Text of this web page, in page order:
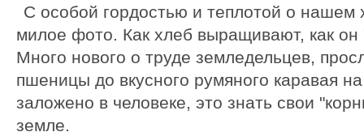
С особой гордостью и теплотой о нашем
милое фото. Как хлеб выращивают, как он
Много нового о труде земледельцев,
пшеницы до вкусного румяного каравая
заложено в человеке, это знать свои
земле.